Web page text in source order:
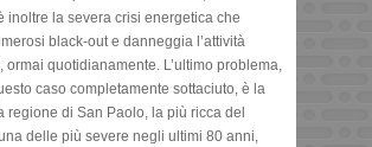
inoltre la severa crisi energetica che
black-out e danneggia l’attività
ormai quotidianamente. L’ultimo problema,
caso completamente sottaciuto, è la
regione di San Paolo, la più ricca del
delle più severe negli ultimi 80 anni,